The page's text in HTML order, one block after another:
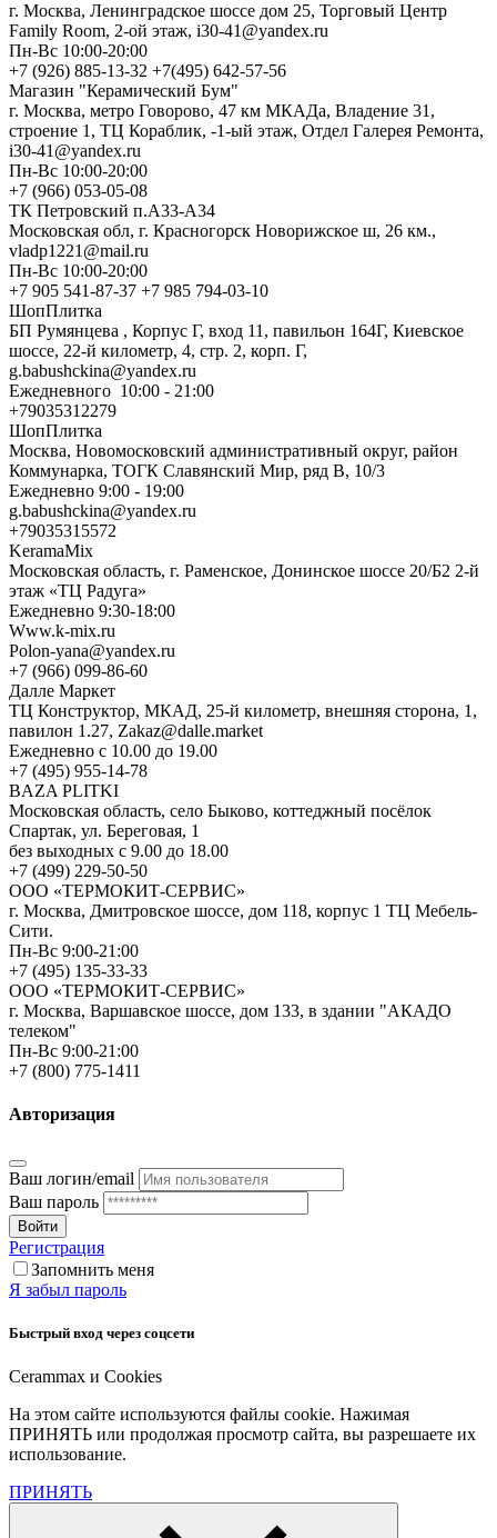
г. Москва, Ленинградское шоссе дом 25, Торговый Центр
Family Room, 2-ой этаж, i30-41@yandex.ru
Пн-Вс 10:00-20:00
+7 (926) 885-13-32 +7(495) 642-57-56
Магазин "Керамический Бум"
г. Москва, метро Говорово, 47 км МКАДа, Владение 31,
строение 1, ТЦ Кораблик, -1-ый этаж, Отдел Галерея Ремонта,
i30-41@yandex.ru
Пн-Вс 10:00-20:00
+7 (966) 053-05-08
ТК Петровский п.А33-А34
Московская обл, г. Красногорск Новорижское ш, 26 км.,
vladp1221@mail.ru
Пн-Вс 10:00-20:00
+7 905 541-87-37 +7 985 794-03-10
ШопПлитка
БП Румянцева , Корпус Г, вход 11, павильон 164Г, Киевское
шоссе, 22-й километр, 4, стр. 2, корп. Г,
g.babushckina@yandex.ru
Ежедневного 10:00 - 21:00
+79035312279
ШопПлитка
Москва, Новомосковский административный округ, район
Коммунарка, ТОГК Славянский Мир, ряд В, 10/3
Ежедневно 9:00 - 19:00
g.babushckina@yandex.ru
+79035315572
KeramaMix
Московская область, г. Раменское, Донинское шоссе 20/Б2 2-й
этаж «ТЦ Радуга»
Ежедневно 9:30-18:00
Www.k-mix.ru
Polon-yana@yandex.ru
+7 (966) 099-86-60
Далле Маркет
ТЦ Конструктор, МКАД, 25-й километр, внешняя сторона, 1,
павилон 1.27, Zakaz@dalle.market
Ежедневно с 10.00 до 19.00
+7 (495) 955-14-78
BAZA PLITKI
Московская область, село Быково, коттеджный посёлок
Спартак, ул. Береговая, 1
без выходных с 9.00 до 18.00
+7 (499) 229-50-50
ООО «ТЕРМОКИТ-СЕРВИС»
г. Москва, Дмитровское шоссе, дом 118, корпус 1 ТЦ Мебель-
Сити.
Пн-Вс 9:00-21:00
+7 (495) 135-33-33
ООО «ТЕРМОКИТ-СЕРВИС»
г. Москва, Варшавское шоссе, дом 133, в здании "АКАДО
телеком"
Пн-Вс 9:00-21:00
+7 (800) 775-1411
Авторизация
Ваш логин/email
Ваш пароль
Войти
Регистрация
Запомнить меня
Я забыл пароль
Быстрый вход через соцсети
Cerammax и Cookies
На этом сайте используются файлы cookie. Нажимая
ПРИНЯТЬ или продолжая просмотр сайта, вы разрешаете их
использование.
ПРИНЯТЬ